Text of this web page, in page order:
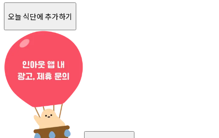
오늘 식단에 추가하기